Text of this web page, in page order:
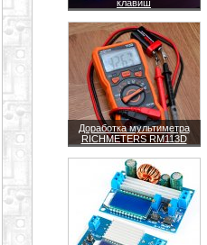
клавиш
Доработка мультиметра
RICHMETERS RM113D